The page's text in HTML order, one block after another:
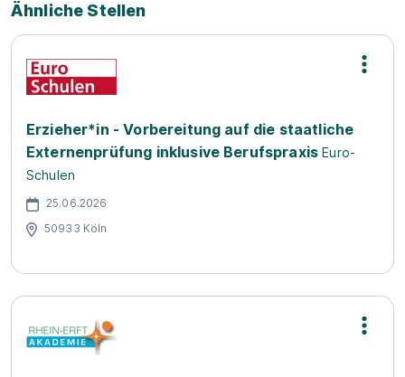
Ähnliche Stellen
Erzieher*in - Vorbereitung auf die staatliche
Externenprüfung inklusive Berufspraxis Euro-
Schulen
25.06.2026
50933 Köln